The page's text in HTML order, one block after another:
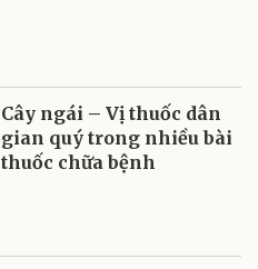
Cây ngái – Vị thuốc dân
gian quý trong nhiều bài
thuốc chữa bệnh